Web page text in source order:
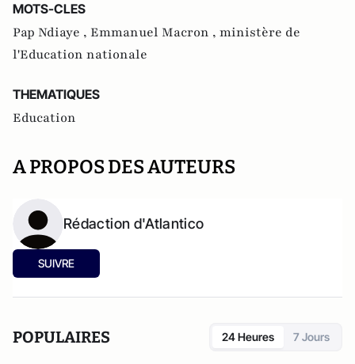
MOTS-CLES
Pap Ndiaye , Emmanuel Macron , ministère de
l'Education nationale
THEMATIQUES
Education
A PROPOS DES AUTEURS
Rédaction d'Atlantico
SUIVRE
POPULAIRES 24 Heures 7 Jours